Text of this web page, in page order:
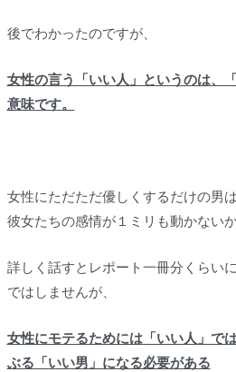
後でわかったのですが、
女性の言う「いい人」というのは、
意味です。
女性にただただ優しくするだけの男
彼女たちの感情が１ミリも動かないか
詳しく話すとレポート一冊分くらい
ではしませんが、
女性にモテるためには「いい人」で
ぶる「いい男」になる必要がある